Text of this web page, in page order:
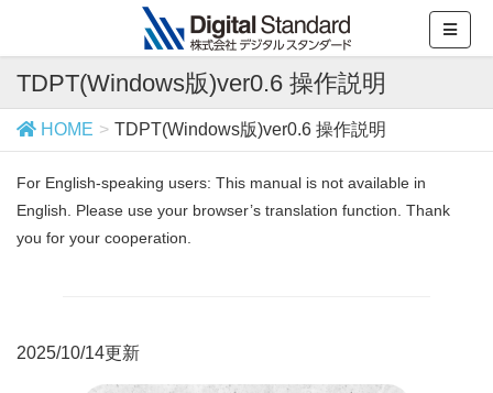
TDPT(Windows版)ver0.6 操作説明
HOME TDPT(Windows版)ver0.6 操作説明
For English-speaking users: This manual is not available in
English. Please use your browser’s translation function. Thank
you for your cooperation.
2025/10/14更新